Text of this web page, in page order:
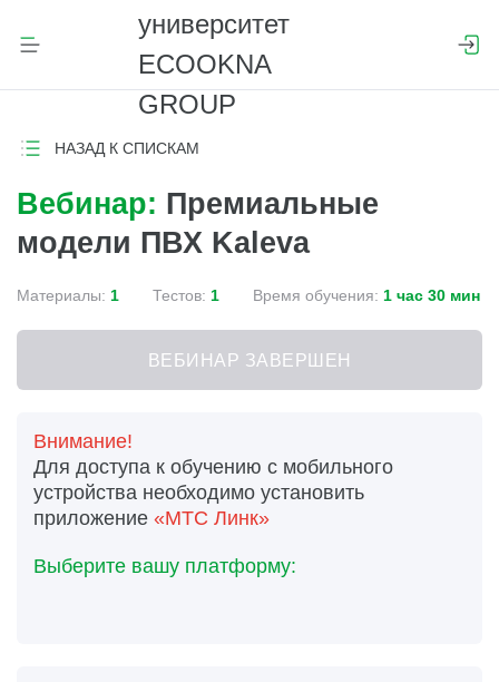
НАЗАД К СПИСКАМ
Вебинар: Премиальные
модели ПВХ Kaleva
Материалы: 1 Тестов: 1 Время обучения: 1 час 30 мин
ВЕБИНАР ЗАВЕРШЕН
Внимание!
Для доступа к обучению с мобильного
устройства необходимо установить
приложение «МТС Линк»
Выберите вашу платформу: